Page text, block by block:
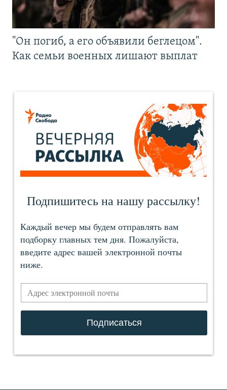
"Он погиб, а его объявили беглецом".
Как семьи военных лишают выплат